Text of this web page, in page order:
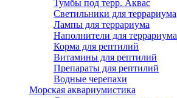
Тумбы под терр. Аквас
Светильники для террариума
Лампы для террариума
Наполнители для террариума
Корма для рептилий
Витамины для рептилий
Препараты для рептилий
Водные черепахи
Морская аквариумистика